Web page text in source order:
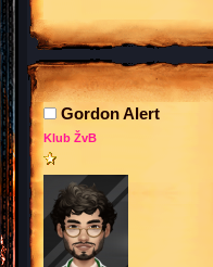
Gordon Alert
Klub ŽvB